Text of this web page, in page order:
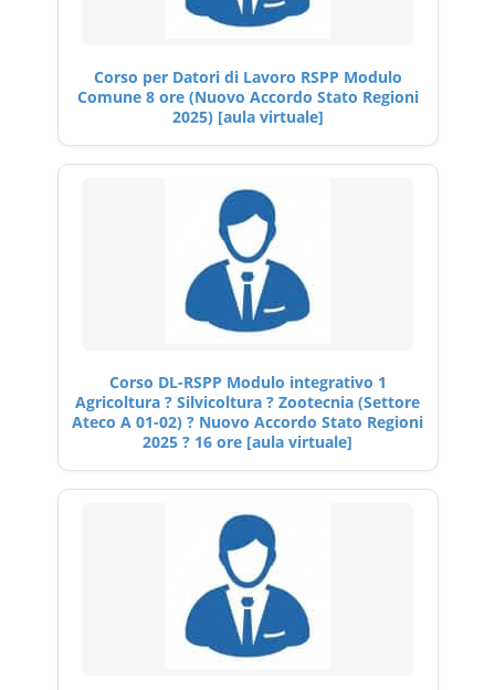
Corso per Datori di Lavoro RSPP Modulo
Comune 8 ore (Nuovo Accordo Stato Regioni
2025) [aula virtuale]
Corso DL-RSPP Modulo integrativo 1
Agricoltura ? Silvicoltura ? Zootecnia (Settore
Ateco A 01-02) ? Nuovo Accordo Stato Regioni
2025 ? 16 ore [aula virtuale]